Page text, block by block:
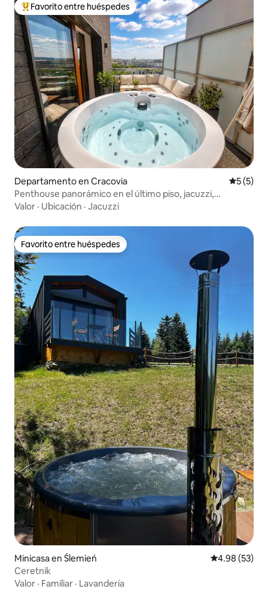
De los mejores en Favorito entre huéspedes
Favorito entre huéspedes
Departamento en Cracovia
5 (5)
Penthouse panorámico en el último piso, jacuzzi,
estacionamiento, aire acondicionado
Valor · Ubicación · Jacuzzi
Favorito entre huéspedes
Favorito entre huéspedes
Minicasa en Ślemień Calificación
4.98 (53)
Ceretnik
Valor · Familiar · Lavandería